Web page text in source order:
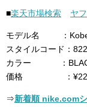
■楽天市場検索 ヤ
モデル名 ：Kobe
スタイルコード：
カラー ：BLACK/
価格 ：
⇒新着順 nike.com